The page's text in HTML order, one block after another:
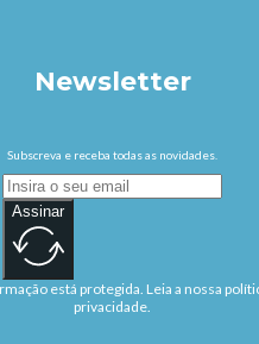
Newsletter
Subscreva e receba todas as novidades.
Assinar
está protegida. Leia a nossa
privacidade.